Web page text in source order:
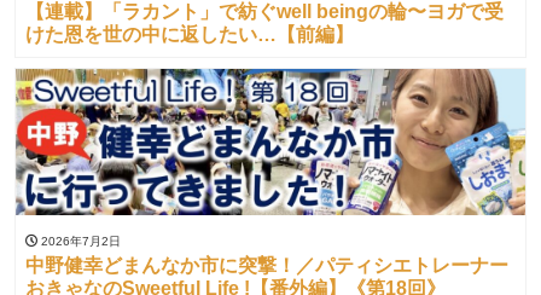
【連載】「ラカント」で紡ぐwell beingの輪〜ヨガで受
けた恩を世の中に返したい…【前編】
2026年7月2日
中野健幸どまんなか市に突撃！／パティシエトレーナー
おきゃなのSweetful Life !【番外編】《第18回》